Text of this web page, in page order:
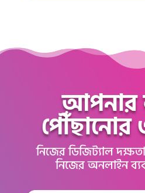
আপনার
পৌঁছানোর
নিজের ডিজিট্যাল
নিজের অনলাইন